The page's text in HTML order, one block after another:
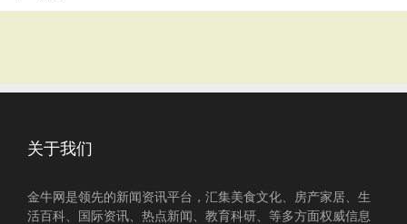
关于我们
金牛网是领先的新闻资讯平台，汇集美食文化、房产家居、生
活百科、国际资讯、热点新闻、教育科研、等多方面权威信息